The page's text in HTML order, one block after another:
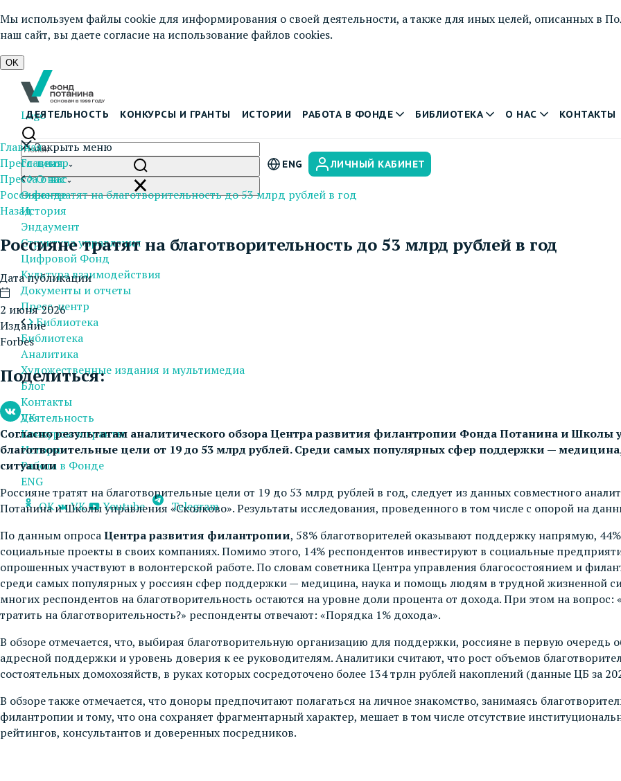
Мы используем файлы cookie для информирования о своей деятельности, а также для иных целей, описанных в
наш сайт, вы даете согласие на использование файлов cookies.
OK
Logo
ДЕЯТЕЛЬНОСТЬ КОНКУРСЫ И ГРАНТЫ ИСТОРИИ РАБОТА В ФОНДЕ БИБЛИОТЕКА О НАС КОНТАКТЫ
ENG ЛИЧНЫЙ КАБИНЕТ
Закрыть меню
Главная
О нас
О фонде
История
Эндаумент
Структура управления
Цифровой Фонд
Культура взаимодействия
Документы и отчеты
Пресс-центр
Библиотека
Библиотека
Аналитика
Художественные издания и мультимедиа
Блог
Контакты
Деятельность
Конкурсы и гранты
Истории
Работа в Фонде
ENG
OK
VK Youtube Telegram
Главная
Пресс-центр
Пресса о нас
Россияне тратят на благотворительность до 53 млрд рублей в год
Назад
Россияне тратят на благотворительность до 53 млрд рублей в год
Дата публикации
2 июня 2026
Издание
Forbes
Поделиться:
VK
Согласно результатам аналитического обзора Центра развития филантропии Фонда Потанина и Школы
благотворительные цели от 19 до 53 млрд рублей. Среди самых популярных сфер поддержки —
ситуации
Россияне тратят на благотворительные цели от 19 до 53 млрд рублей в год, следует из данных совместного
Потанина и Школы управления «Сколково». Результаты исследования, проведенного в том числе с опорой на
По данным опросаЦентра развития филантропии, 58% благотворителей оказывают поддержку напрямую,
социальные проекты в своих компаниях. Помимо этого, 14% респондентов инвестируют в социальные
опрошенных участвуют в волонтерской работе. По словам советника Центра управления благосостоянием и
среди самых популярных у россиян сфер поддержки — медицина, наука и помощь людям в трудной жизненной
многих респондентов на благотворительность остаются на уровне доли процента от дохода. При этом на
тратить на благотворительность?» респонденты отвечают: «Порядка 1% дохода».
В обзоре отмечается, что, выбирая благотворительную организацию для поддержки, россияне в первую
адресной поддержки и уровень доверия к ее руководителям. Аналитики считают, что рост объемов
состоятельных домохозяйств, в руках которых сосредоточено более 134 трлн рублей накоплений (данные ЦБ за
В обзоре также отмечается, что доноры предпочитают полагаться на личное знакомство, занимаясь
филантропии и тому, что она сохраняет фрагментарный характер, мешает в том числе отсутствие
рейтингов, консультантов и доверенных посредников.